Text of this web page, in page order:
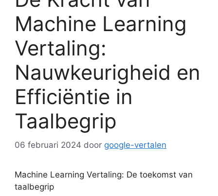
Machine Learning
Vertaling:
Nauwkeurigheid en
Efficiëntie in
Taalbegrip
06 februari 2024 door google-vertalen
Machine Learning Vertaling: De toekomst van
taalbegrip